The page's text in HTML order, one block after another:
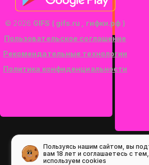
© 2026 GIFS ( gifs.ru , гифки.рф )
Пользовательское соглашение
Рекомендательные технологии
Политика конфиденциальности
Пользуясь нашим сайтом, вы
вам 18 лет и соглашаетесь с
используем cookies